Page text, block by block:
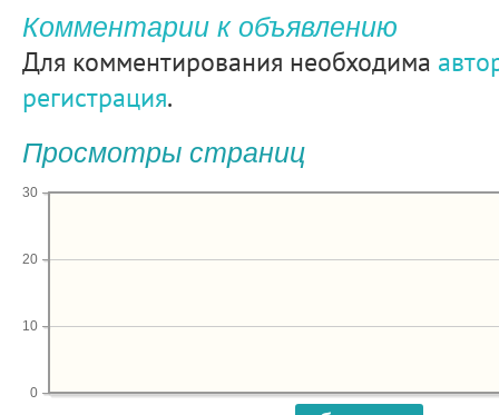
Комментарии к объявлению
Для комментирования необходима
регистрация.
Просмотры страниц
0
10
20
30